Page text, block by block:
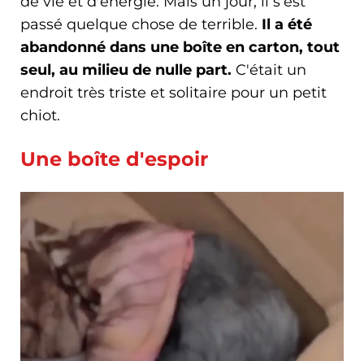
passé quelque chose de terrible. Il a été
abandonné dans une boîte en carton, tout
seul, au milieu de nulle part. C'était un
endroit très triste et solitaire pour un petit
chiot.
Une boîte d'espoir